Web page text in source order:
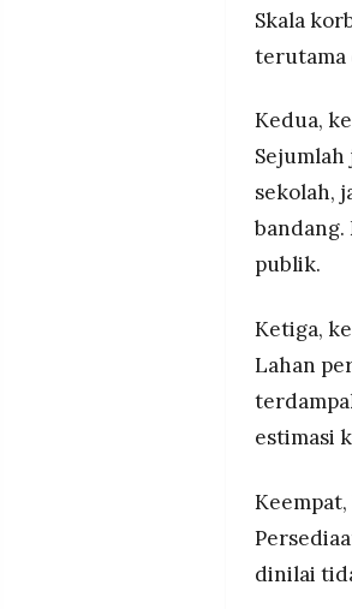
Skala
terutama
Kedua,
sekolah,
publik.
Ketiga,
Lahan
estimasi
dinilai